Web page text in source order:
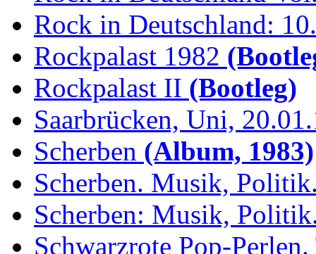
Rock in Deutschland:
Rockpalast 1982
Rockpalast II (Bootleg)
Saarbrücken, Uni,
Scherben (Album, 1983)
Scherben. Musik,
Scherben: Musik,
Schwarzrote Pop-